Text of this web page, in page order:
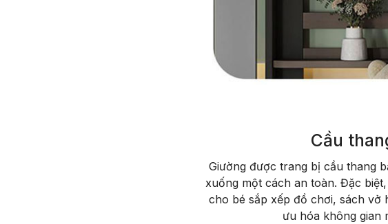
Cầu
Giường được trang bị cầu thang
xuống một cách an toàn. Đặc
cho bé sắp xếp đồ chơi, sách vở
ưu hóa không gian